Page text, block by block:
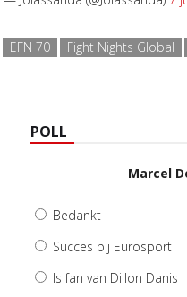
EFN 70 Fight Nights Global
POLL
Marcel
Bedankt
Succes bij Eurosport
Is fan van Dillon Danis